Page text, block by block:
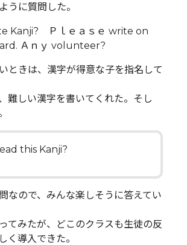
うに質問した。
Kanji? Ｐｌｅａｓｅ write on
Ａｎｙ volunteer?
ときは、漢字が得意な子を指名して
難しい漢字を書いてくれた。そし
this Kanji?
なので、みんな楽しそうに答えてい
てみたが、どこのクラスも生徒の反
く導入できた。